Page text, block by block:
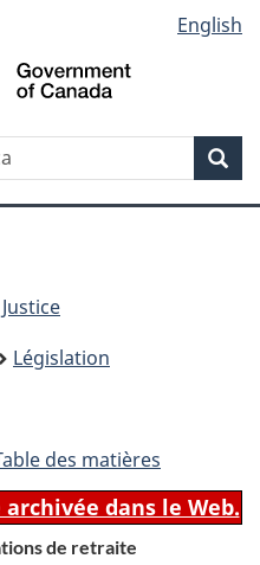
au
contenu
propos
de
la
HTML
simplifiée
English
Législation
des matières
dans le Web.
de retraite